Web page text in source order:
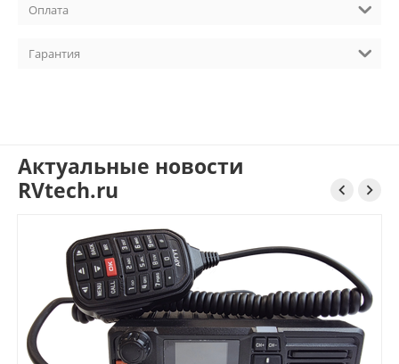
Оплата
Гарантия
Актуальные новости
RVtech.ru
 